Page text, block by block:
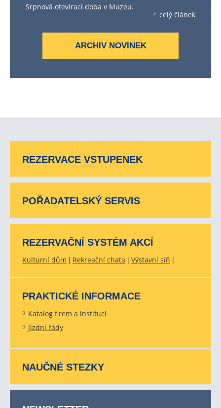
Srpnová otevírací doba v Muzeu.
celý článek
ARCHIV NOVINEK
REZERVACE VSTUPENEK
POŘADATELSKÝ SERVIS
REZERVAČNÍ SYSTÉM AKCÍ
Kulturní dům Rekreační chata Výstavní síň
PRAKTICKÉ INFORMACE
Katalog firem a institucí
Jízdní řády
NAUČNÉ STEZKY